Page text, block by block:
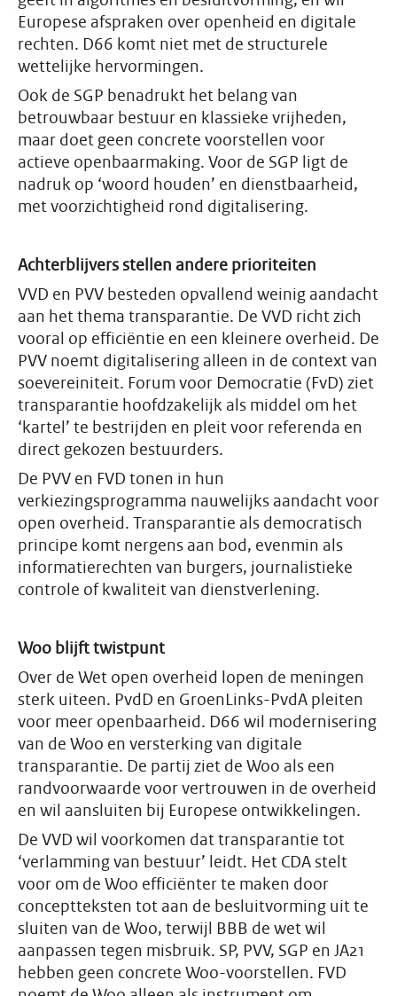
Europese afspraken over openheid en digitale
rechten. D66 komt niet met de structurele
wettelijke hervormingen.
Ook de SGP benadrukt het belang van
betrouwbaar bestuur en klassieke vrijheden,
maar doet geen concrete voorstellen voor
actieve openbaarmaking. Voor de SGP ligt de
nadruk op ‘woord houden’ en dienstbaarheid,
met voorzichtigheid rond digitalisering.
Achterblijvers stellen andere prioriteiten
VVD en PVV besteden opvallend weinig aandacht
aan het thema transparantie. De VVD richt zich
vooral op efficiëntie en een kleinere overheid. De
PVV noemt digitalisering alleen in de context van
soevereiniteit. Forum voor Democratie (FvD) ziet
transparantie hoofdzakelijk als middel om het
‘kartel’ te bestrijden en pleit voor referenda en
direct gekozen bestuurders.
De PVV en FVD tonen in hun
verkiezingsprogramma nauwelijks aandacht voor
open overheid. Transparantie als democratisch
principe komt nergens aan bod, evenmin als
informatierechten van burgers, journalistieke
controle of kwaliteit van dienstverlening.
Woo blijft twistpunt
Over de Wet open overheid lopen de meningen
sterk uiteen. PvdD en GroenLinks-PvdA pleiten
voor meer openbaarheid. D66 wil modernisering
van de Woo en versterking van digitale
transparantie. De partij ziet de Woo als een
randvoorwaarde voor vertrouwen in de overheid
en wil aansluiten bij Europese ontwikkelingen.
De VVD wil voorkomen dat transparantie tot
‘verlamming van bestuur’ leidt. Het CDA stelt
voor om de Woo efficiënter te maken door
conceptteksten tot aan de besluitvorming uit te
sluiten van de Woo, terwijl BBB de wet wil
aanpassen tegen misbruik. SP, PVV, SGP en JA21
hebben geen concrete Woo-voorstellen. FVD